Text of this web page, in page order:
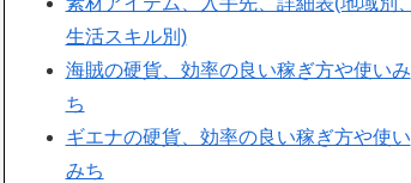
生活スキル別)
海賊の硬貨、効率の良い稼ぎ方や使いみ
ち
ギエナの硬貨、効率の良い稼ぎ方や使い
みち